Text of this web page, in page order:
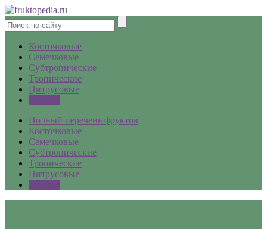
Косточковые
Семечковые
Субтропические
Тропические
Цитрусовые
Полный перечень фруктов
Косточковые
Семечковые
Субтропические
Тропические
Цитрусовые